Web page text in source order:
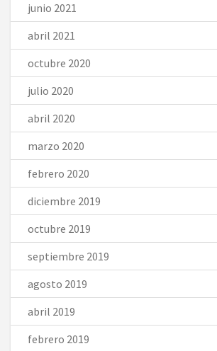
junio 2021
abril 2021
octubre 2020
julio 2020
abril 2020
marzo 2020
febrero 2020
diciembre 2019
octubre 2019
septiembre 2019
agosto 2019
abril 2019
febrero 2019